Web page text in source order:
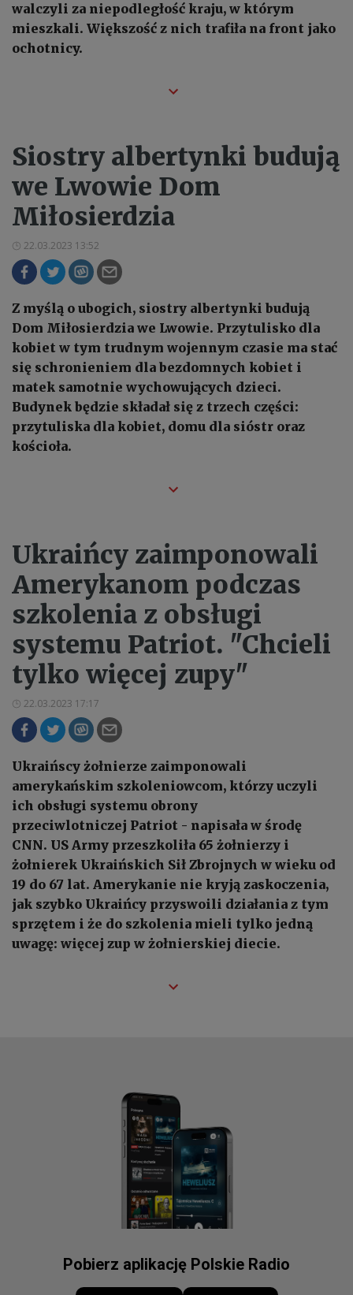
walczyli za niepodległość kraju, w którym
mieszkali. Większość z nich trafiła na front jako
ochotnicy.
Siostry albertynki budują
we Lwowie Dom
Miłosierdzia
22.03.2023 13:52
Z myślą o ubogich, siostry albertynki budują
Dom Miłosierdzia we Lwowie. Przytulisko dla
kobiet w tym trudnym wojennym czasie ma stać
się schronieniem dla bezdomnych kobiet i
matek samotnie wychowujących dzieci.
Budynek będzie składał się z trzech części:
przytuliska dla kobiet, domu dla sióstr oraz
kościoła.
Ukraińcy zaimponowali
Amerykanom podczas
szkolenia z obsługi
systemu Patriot. "Chcieli
tylko więcej zupy"
22.03.2023 17:17
Ukraińscy żołnierze zaimponowali
amerykańskim szkoleniowcom, którzy uczyli
ich obsługi systemu obrony
przeciwlotniczej Patriot - napisała w środę
CNN. US Army przeszkoliła 65 żołnierzy i
żołnierek Ukraińskich Sił Zbrojnych w wieku od
19 do 67 lat. Amerykanie nie kryją zaskoczenia,
jak szybko Ukraińcy przyswoili działania z tym
sprzętem i że do szkolenia mieli tylko jedną
uwagę: więcej zup w żołnierskiej diecie.
Pobierz aplikację Polskie Radio